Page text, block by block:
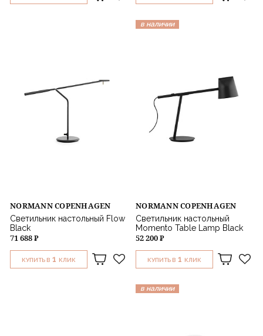
NORMANN COPENHAGEN
Светильник настольный Flow
Black
71 688 ₽
КУПИТЬ В 1 КЛИК
в наличии
NORMANN COPENHAGEN
Светильник настольный
Momento Table Lamp Black
52 200 ₽
КУПИТЬ В 1 КЛИК
в наличии